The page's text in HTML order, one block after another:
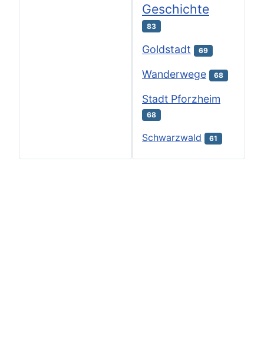
Geschichte
83
Goldstadt 69
Wanderwege 68
Stadt Pforzheim
68
Schwarzwald 61